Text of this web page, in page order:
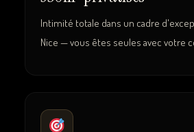
Intimité totale dans un cadre
Nice — vous êtes seules avec votre